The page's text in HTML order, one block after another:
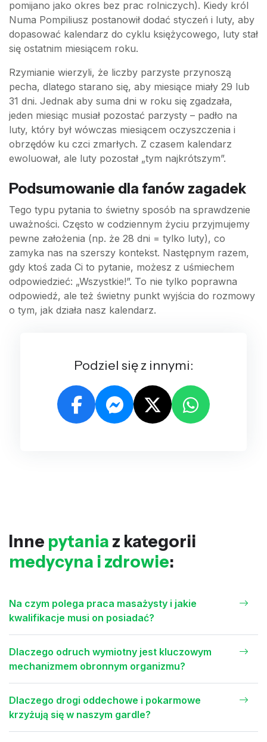
pomijano jako okres bez prac rolniczych). Kiedy król
Numa Pompiliusz postanowił dodać styczeń i luty, aby
dopasować kalendarz do cyklu księżycowego, luty stał
się ostatnim miesiącem roku.
Rzymianie wierzyli, że liczby parzyste przynoszą
pecha, dlatego starano się, aby miesiące miały 29 lub
31 dni. Jednak aby suma dni w roku się zgadzała,
jeden miesiąc musiał pozostać parzysty – padło na
luty, który był wówczas miesiącem oczyszczenia i
obrzędów ku czci zmarłych. Z czasem kalendarz
ewoluował, ale luty pozostał „tym najkrótszym”.
Podsumowanie dla fanów zagadek
Tego typu pytania to świetny sposób na sprawdzenie
uważności. Często w codziennym życiu przyjmujemy
pewne założenia (np. że 28 dni = tylko luty), co
zamyka nas na szerszy kontekst. Następnym razem,
gdy ktoś zada Ci to pytanie, możesz z uśmiechem
odpowiedzieć: „Wszystkie!”. To nie tylko poprawna
odpowiedź, ale też świetny punkt wyjścia do rozmowy
o tym, jak działa nasz kalendarz.
Podziel się z innymi:
Inne pytania z kategorii
medycyna i zdrowie:
Na czym polega praca masażysty i jakie
kwalifikacje musi on posiadać?
Dlaczego odruch wymiotny jest kluczowym
mechanizmem obronnym organizmu?
Dlaczego drogi oddechowe i pokarmowe
krzyżują się w naszym gardle?